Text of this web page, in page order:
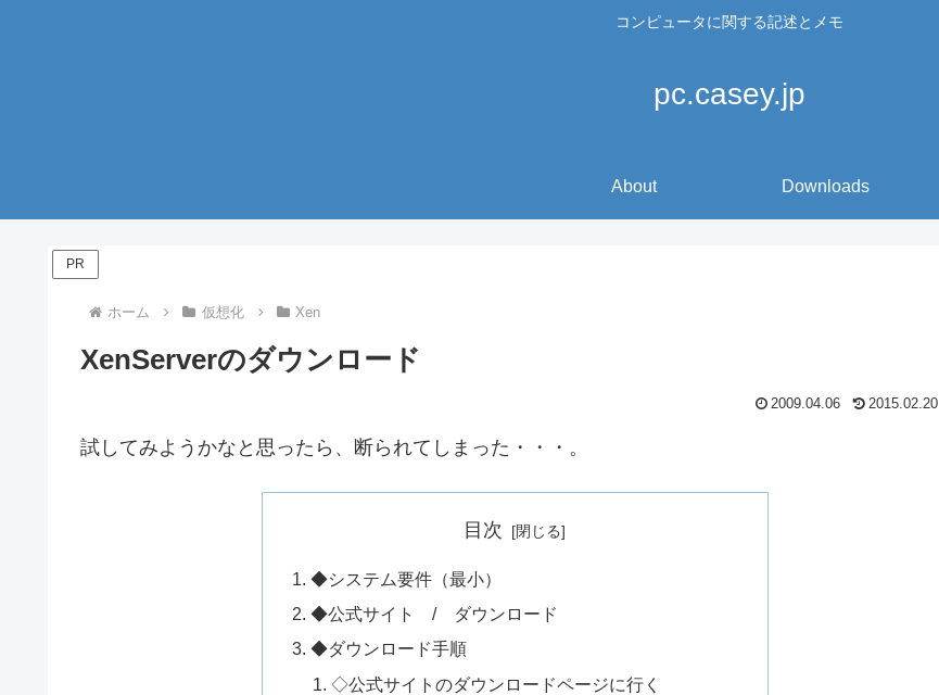
コンピュータに関する記述とメモ
pc.casey.jp
About Downloads
PR
ホーム 仮想化 Xen
XenServerのダウンロード
2009.04.06 2015.02.20
試してみようかなと思ったら、断られてしまった・・・。
目次
◆システム要件（最小）
◆公式サイト / ダウンロード
◆ダウンロード手順
◇公式サイトのダウンロードページに行く